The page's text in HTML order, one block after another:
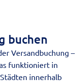
buchen
Versandbuchung –
funktioniert in
innerhalb